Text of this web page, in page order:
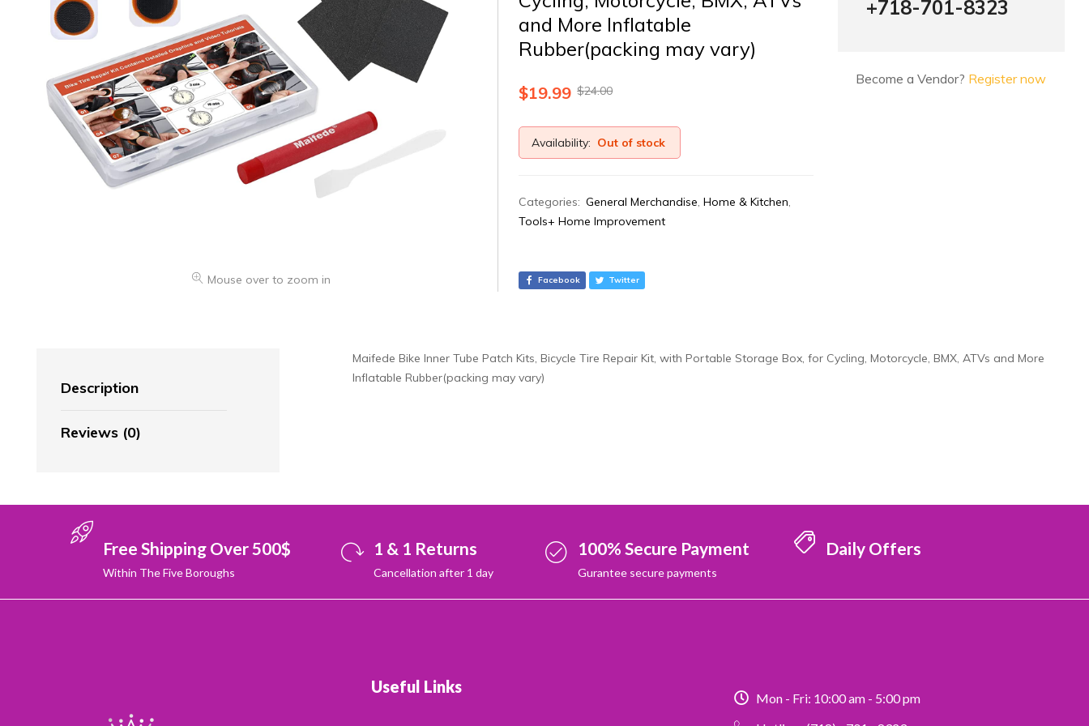
Mouse over to zoom in
and More Inflatable
Rubber(packing may vary)
$24.00
$19.99
Availability: Out of stock
Categories: General Merchandise,Home & Kitchen,
Tools+ Home Improvement
Facebook Twitter
+718-701-8323
Become a Vendor? Register now
Description
Reviews (0)
Maifede Bike Inner Tube Patch Kits, Bicycle Tire Repair Kit, with Portable Storage Box, for Cycling, Motorcycle, BMX, ATVs and More
Inflatable Rubber(packing may vary)
Free Shipping Over 500$
Within The Five Boroughs
1 & 1 Returns
Cancellation after 1 day
100% Secure Payment
Gurantee secure payments
Daily Offers
Useful Links
Mon - Fri: 10:00 am - 5:00 pm